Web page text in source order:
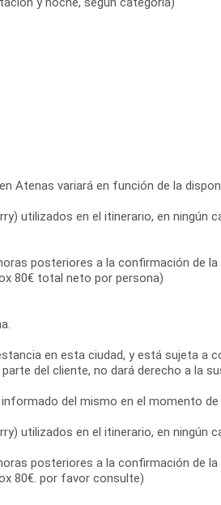
Atenas variará en función de la
utilizados en el itinerario, en ningún
posteriores a la confirmación de la
80€ total neto por persona)
en esta ciudad, y está sujeta a
del cliente, no dará derecho a la
del mismo en el momento
utilizados en el itinerario, en ningún
posteriores a la confirmación de la
80€. por favor consulte)